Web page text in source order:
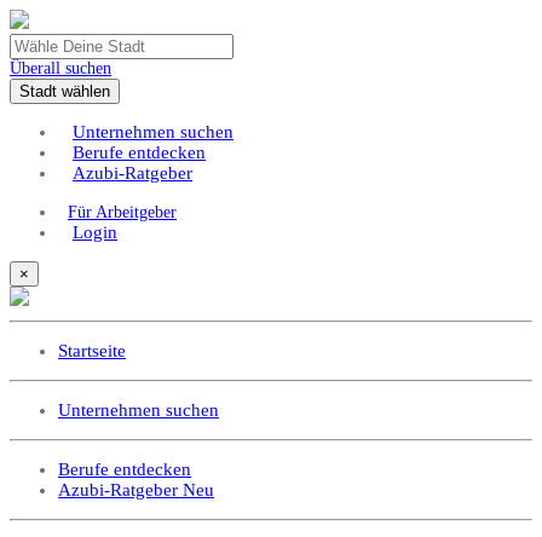
Überall suchen
Stadt wählen
Unternehmen suchen
Berufe entdecken
Azubi-Ratgeber
Für Arbeitgeber
Login
×
Startseite
Unternehmen suchen
Berufe entdecken
Azubi-Ratgeber Neu